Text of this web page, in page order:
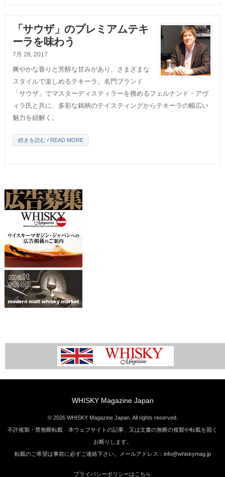
「サウザ」のプレミアムテキ
ーラを味わう
7月 28, 2017
爽やかな香りと芳醇な甘みがあり、さまざまな
スタイルで楽しめるテキーラ。名門ブランド
「サウザ」でマスターディスティラーを務めるフェルナンド・アヴ
ィラ氏と共に、多彩な銘柄のテイスティングからテキーラの幅広い
魅力を紐解く。
続きを読む / READ MORE
WHISKY Magazine Japan
© 2026 WHISKY Magazine Japan. All rights reserved.
不許複製・禁無断転載 本ウェブサイトの記事、又は文書の無断の複製や転載を固く
お断りします。
転載のご希望は事前に必ずご連絡下さい。メールアドレス：info@whiskymag.jp
プライバシーポリシーはこちら